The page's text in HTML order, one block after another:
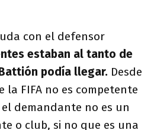
con el defensor
estaban al tanto de
podía llegar. Desde
la FIFA no es competente
demandante no es un
o club, si no que es una